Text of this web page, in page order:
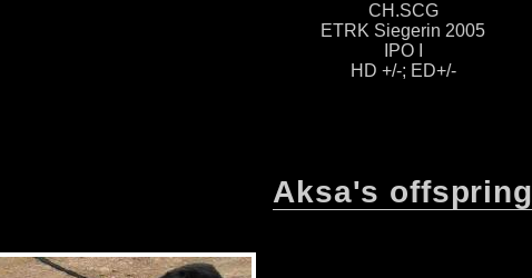
CH.SCG
ETRK Siegerin 2005
IPO I
HD +/-; ED+/-
Aksa's offspring